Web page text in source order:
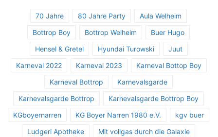
70 Jahre 80 Jahre Party
Aula Welheim
Bottrop Boy
Bottrop Welheim
Buer Hugo
Hensel & Gretel
Hyundai Turowski
Juut
Karneval 2022
Karneval 2023
Karneval Bottop Boy
Karneval Bottrop
Karnevalsgarde
Karnevalsgarde Bottrop
Karnevalsgarde Bottrop Boy
KGboyernarren
KG Boyer Narren 1980 e.V.
kgv buer
Ludgeri Apotheke
Mit vollgas durch die Galaxie